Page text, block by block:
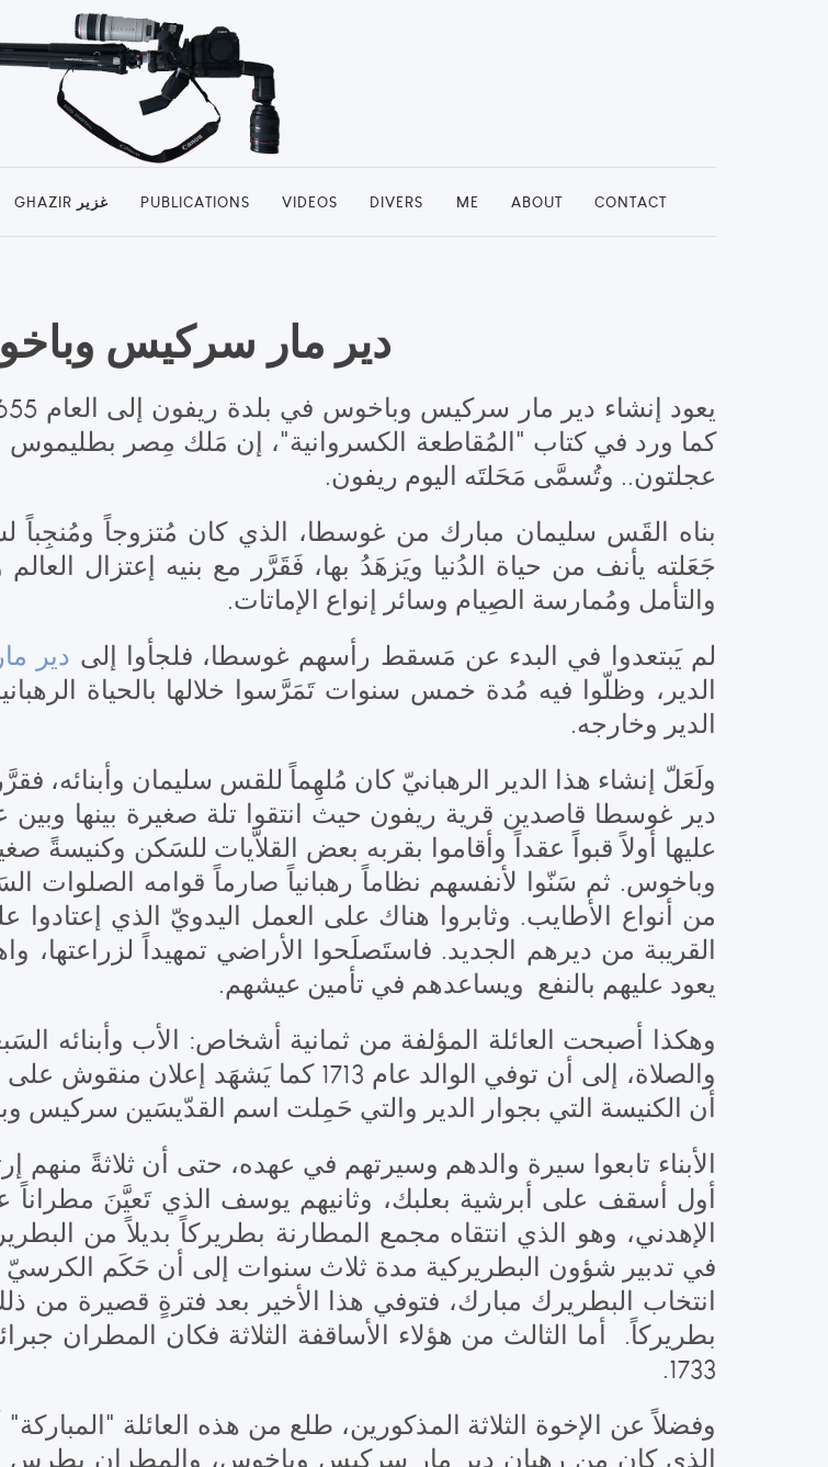
GHAZIR غزير PUBLICATIONS VIDEOS DIVERS ME ABOUT CONTACT
دير مار سركيس
كما ورد في كتاب "المُقاطعة الكسروانية"، إن مَلك مِصر بطليموس
عجلتون.. وتُسمَّى مَحَلتَه اليوم ريفون.
بناه القَس سليمان مبارك من غوسطا، الذي كان مُتزوجاً ومُنجِباً
جَعَلته يأنف من حياة الدُنيا ويَزهَدُ بها، فَقَرَّر مع بنيه إعتزال
والتأمل ومُمارسة الصِيام وسائر إنواع الإماتات.
لم يَبتعدوا في البدء عن مَسقط رأسهم غوسطا، فلجأوا إلى دير
الدير، وظلّوا فيه مُدة خمس سنوات تَمَرَّسوا خلالها بالحياة
الدير وخارجه.
ولَعَلّ إنشاء هذا الدير الرهبانيّ كان مُلهِماً للقس سليمان
دير غوسطا قاصدين قرية ريفون حيث انتقوا تلة صغيرة بينها وبين
عليها أولاً قبواً عقداً وأقاموا بقربه بعض القلاّيات للسَكن
وباخوس. ثم سَنّوا لأنفسهم نظاماً رهبانياً صارماً قوامه الصلوات
من أنواع الأطايب. وثابروا هناك على العمل اليدويّ الذي
القريبة من ديرهم الجديد. فاستَصلَحوا الأراضي تمهيداً لزراعتها،
يعود عليهم بالنفع ويساعدهم في تأمين عيشهم.
وهكذا أصبحت العائلة المؤلفة من ثمانية أشخاص: الأب وأبنائه
والصلاة، إلى أن توفي الوالد عام 1713
أن الكنيسة التي بجوار الدير والتي حَمِلت اسم القدّيسَين سركيس
الأبناء تابعوا سيرة والدهم وسيرتهم في عهده، حتى أن ثلاثةً منهم
أول أسقف على أبرشية بعلبك، وثانيهم يوسف الذي تَعيَّنَ مطراناً
في تدبير شؤون البطريركية مدة ثلاث سنوات إلى أن حَكَم الكرسيّ
انتخاب البطريرك مبارك، فتوفي هذا الأخير بعد فترةٍ قصيرة من
بطريركاً. أما الثالث من هؤلاء الأساقفة الثلاثة فكان المطران
1733.
وفضلاً عن الإخوة الثلاثة المذكورين، طلع من هذه العائلة
الذي كان من رهبان دير مار سركيس وباخوس، والمطران